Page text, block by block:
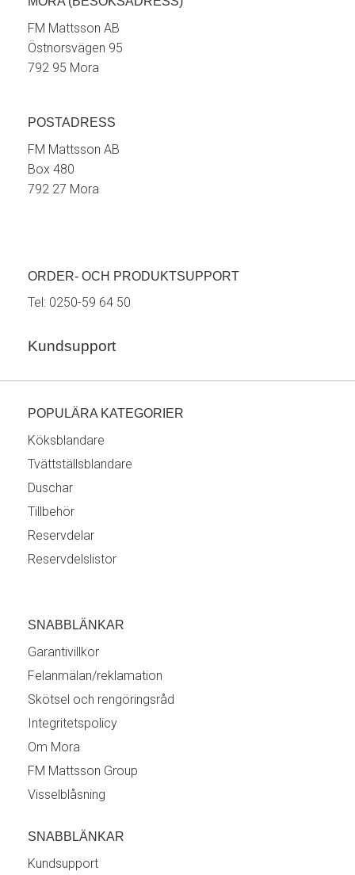
FM Mattsson AB
Östnorsvägen 95
792 95 Mora
POSTADRESS
FM Mattsson AB
Box 480
792 27 Mora
ORDER- OCH PRODUKTSUPPORT
Tel: 0250-59 64 50
Kundsupport
POPULÄRA KATEGORIER
Köksblandare
Tvättställsblandare
Duschar
Tillbehör
Reservdelar
Reservdelslistor
SNABBLÄNKAR
Garantivillkor
Felanmälan/reklamation
Skötsel och rengöringsråd
Integritetspolicy
Om Mora
FM Mattsson Group
Visselblåsning
SNABBLÄNKAR
Kundsupport